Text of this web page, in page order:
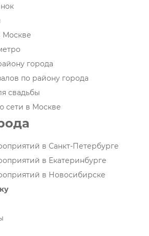
Москве
города
по району города
свадьбы
сети в Москве
в Санкт-Петербурге
в Екатеринбурге
в Новосибирске